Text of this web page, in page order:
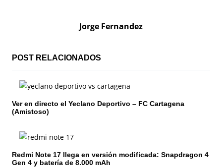
c
ó
n
d
e
Jorge Fernandez
POST RELACIONADOS
Ver en directo el Yeclano Deportivo – FC Cartagena
(Amistoso)
Redmi Note 17 llega en versión modificada: Snapdragon 4
Gen 4 y batería de 8.000 mAh